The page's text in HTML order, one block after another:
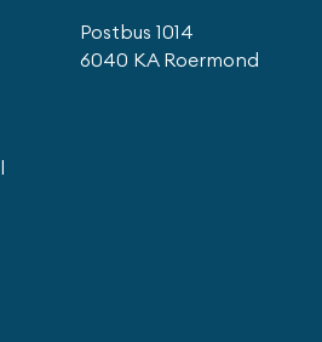
Postbus 1014
6040 KA Roermond